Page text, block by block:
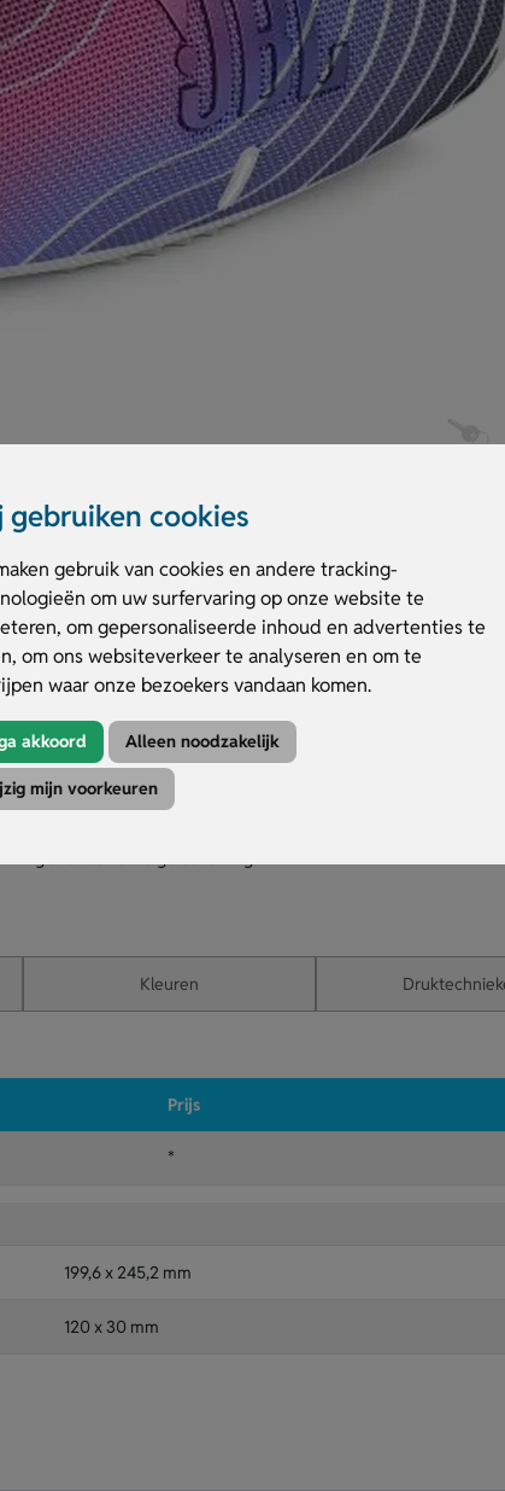
gebruiken cookies
gebruik van cookies en andere tracking-
om uw surfervaring op onze website te
om gepersonaliseerde inhoud en advertenties te
om ons websiteverkeer te analyseren en om te
waar onze bezoekers vandaan komen.
akkoord Alleen noodzakelijk
mijn voorkeuren
en een batterijduur tot 20 uur. Je kunt er zelfs je telefoon
meeslepende audio-ervaring. De speaker is water- en stofdicht –
in 4 kleuren zoals wit, grijs, zwart en rood. Laat de behuizing
verpakking maak je het helemaal af. Perfect als origineel
over de volledige behuizing.
Kleuren
Prijs
*
199,6 x 245,2 mm
120 x 30 mm